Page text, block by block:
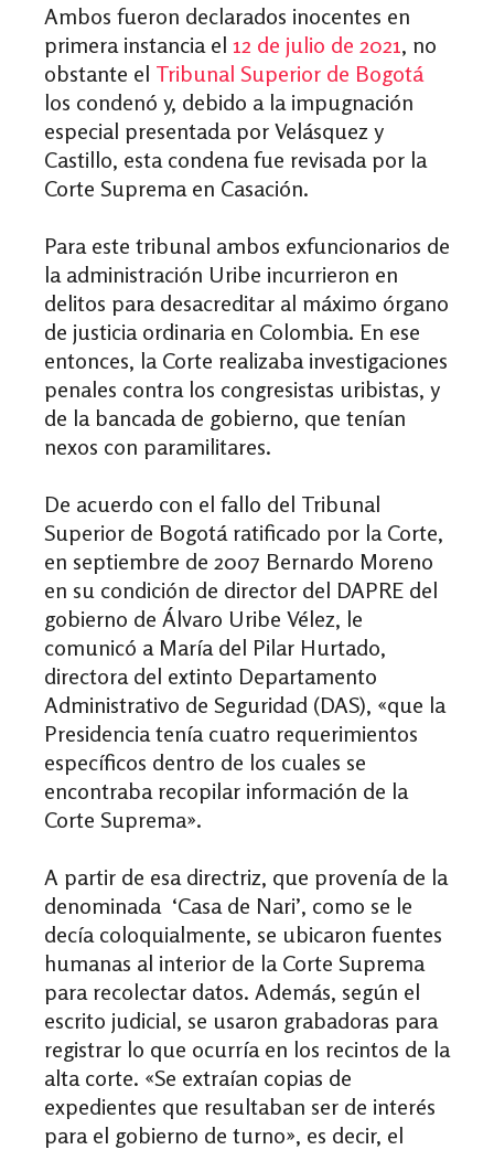
Ambos fueron declarados inocentes en
primera instancia el 12 de julio de 2021, no
obstante el Tribunal Superior de Bogotá
los condenó y, debido a la impugnación
especial presentada por Velásquez y
Castillo, esta condena fue revisada por la
Corte Suprema en Casación.
Para este tribunal ambos exfuncionarios de
la administración Uribe incurrieron en
delitos para desacreditar al máximo órgano
de justicia ordinaria en Colombia. En ese
entonces, la Corte realizaba investigaciones
penales contra los congresistas uribistas, y
de la bancada de gobierno, que tenían
nexos con paramilitares.
De acuerdo con el fallo del Tribunal
Superior de Bogotá ratificado por la Corte,
en septiembre de 2007 Bernardo Moreno
en su condición de director del DAPRE del
gobierno de Álvaro Uribe Vélez, le
comunicó a María del Pilar Hurtado,
directora del extinto Departamento
Administrativo de Seguridad (DAS), «que la
Presidencia tenía cuatro requerimientos
específicos dentro de los cuales se
encontraba recopilar información de la
Corte Suprema».
A partir de esa directriz, que provenía de la
denominada ‘Casa de Nari’, como se le
decía coloquialmente, se ubicaron fuentes
humanas al interior de la Corte Suprema
para recolectar datos. Además, según el
escrito judicial, se usaron grabadoras para
registrar lo que ocurría en los recintos de la
alta corte. «Se extraían copias de
expedientes que resultaban ser de interés
para el gobierno de turno», es decir, el